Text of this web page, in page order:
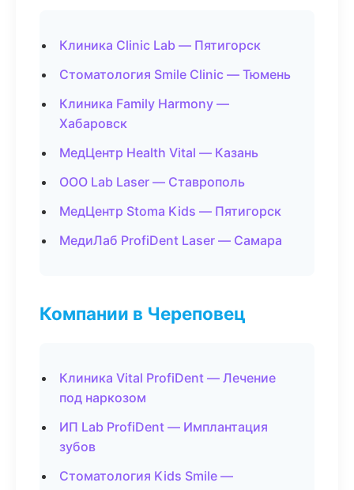
Клиника Clinic Lab — Пятигорск
Стоматология Smile Clinic — Тюмень
Клиника Family Harmony —
Хабаровск
МедЦентр Health Vital — Казань
ООО Lab Laser — Ставрополь
МедЦентр Stoma Kids — Пятигорск
МедиЛаб ProfiDent Laser — Самара
Компании в Череповец
Клиника Vital ProfiDent — Лечение
под наркозом
ИП Lab ProfiDent — Имплантация
зубов
Стоматология Kids Smile —